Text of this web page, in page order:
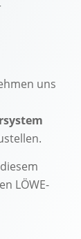
uns
LÖWE-